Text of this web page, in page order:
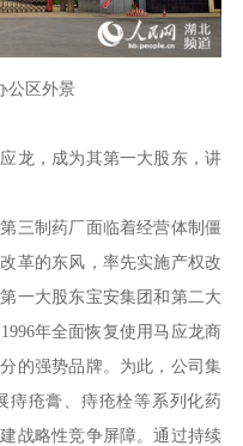
公区外景
龙，成为其第一大股东，讲
三制药厂面临着经营体制僵
革的东风，率先实施产权改
一大股东宝安集团和第二大
年全面恢复使用马应龙商
的强势品牌。为此，公司集
痔疮膏、痔疮栓等系列化药
战略性竞争屏障。通过持续